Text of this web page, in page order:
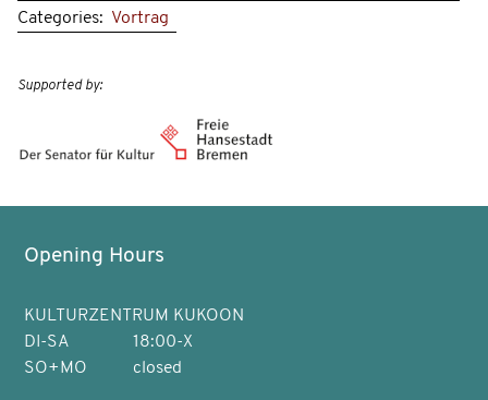
Categories: Vortrag
Supported by:
Opening Hours
KULTURZENTRUM KUKOON
DI-SA
18:00-X
SO+MO
closed